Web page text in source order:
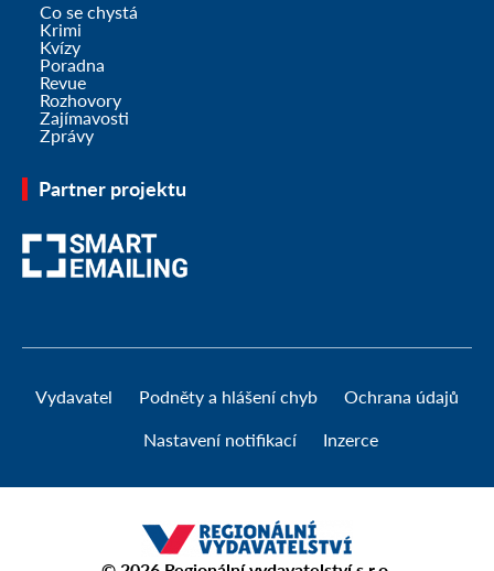
Co se chystá
Krimi
Kvízy
Poradna
Revue
Rozhovory
Zajímavosti
Zprávy
Partner projektu
Vydavatel Podněty a hlášení chyb Ochrana údajů
Nastavení notifikací Inzerce